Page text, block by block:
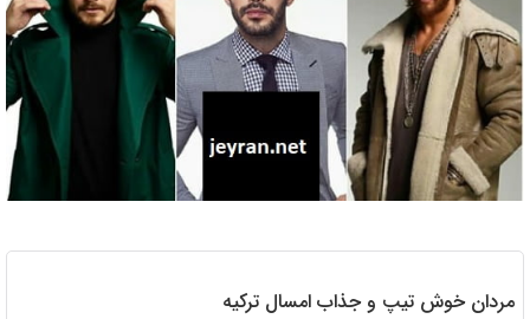
مردان خوش تیپ و جذاب امسال ترکیه